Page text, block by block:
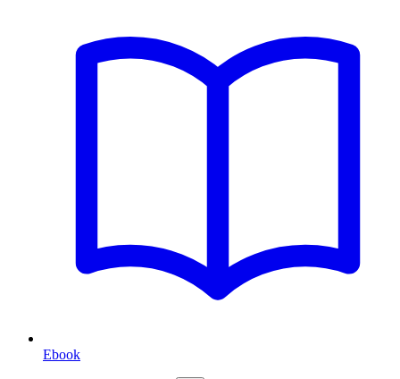
Ebook